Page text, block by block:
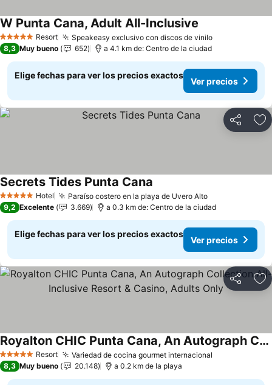
5 Estrellas Resort Speakeasy exclusivo con discos de vinilo
W Punta Cana, Adult All-Inclusive
8,3 Muy bueno 652 a 4.1 km de: Centro de la ciudad
Elige fechas para ver los precios exactos
Ver precios
Compartir
5 Estrellas Hotel Paraíso costero en la playa de Uvero Alto
Secrets Tides Punta Cana
9,2 Excelente 3.669 a 0.3 km de: Centro de la ciudad
Elige fechas para ver los precios exactos
Ver precios
Compartir
5 Estrellas Resort Variedad de cocina gourmet internacional
Royalton CHIC Punta Cana, An Autograph Collection All-Inclusive Resort & Casino, Adults Only
8,3 Muy bueno 20.148 a 0.2 km de la playa